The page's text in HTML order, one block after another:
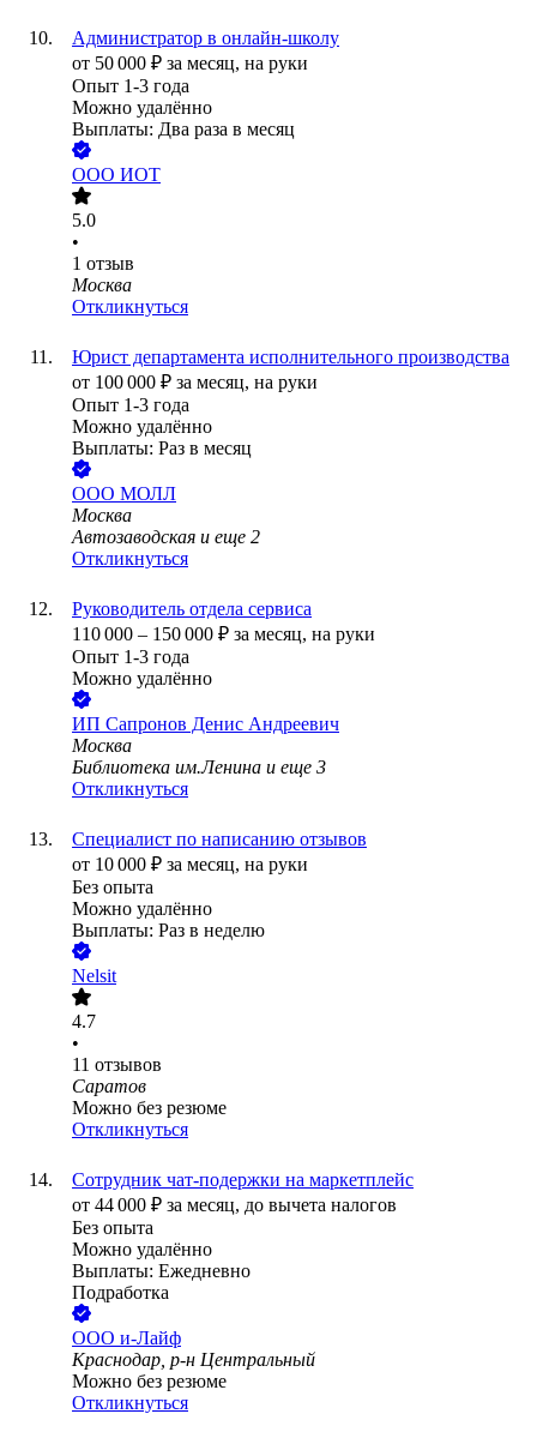
Администратор в онлайн-школу
от 50 000 ₽ за месяц, на руки
Опыт 1-3 года
Можно удалённо
Выплаты: Два раза в месяц
ООО ИОТ
5.0
•
1 отзыв
Москва
Откликнуться
Юрист департамента исполнительного производства
от 100 000 ₽ за месяц, на руки
Опыт 1-3 года
Можно удалённо
Выплаты: Раз в месяц
ООО МОЛЛ
Москва
Автозаводская и еще 2
Откликнуться
Руководитель отдела сервиса
110 000 – 150 000 ₽ за месяц, на руки
Опыт 1-3 года
Можно удалённо
ИП Сапронов Денис Андреевич
Москва
Библиотека им.Ленина и еще 3
Откликнуться
Специалист по написанию отзывов
от 10 000 ₽ за месяц, на руки
Без опыта
Можно удалённо
Выплаты: Раз в неделю
Nelsit
4.7
•
11 отзывов
Саратов
Можно без резюме
Откликнуться
Сотрудник чат-подержки на маркетплейс
от 44 000 ₽ за месяц, до вычета налогов
Без опыта
Можно удалённо
Выплаты: Ежедневно
Подработка
ООО и-Лайф
Краснодар, р-н Центральный
Можно без резюме
Откликнуться